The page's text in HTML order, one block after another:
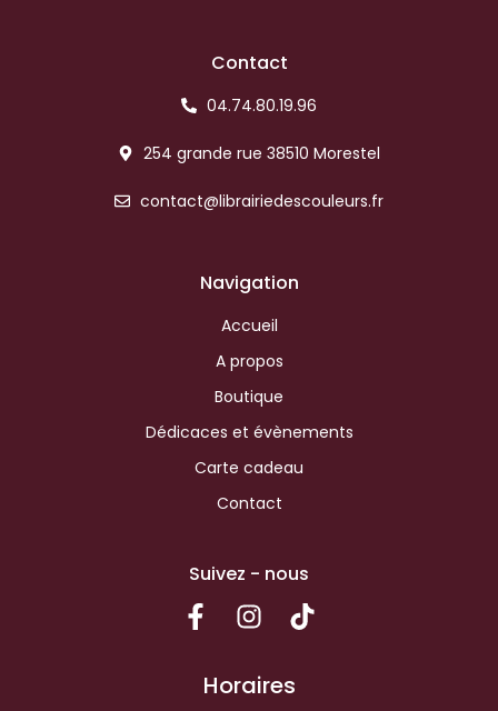
Contact
04.74.80.19.96
254 grande rue 38510 Morestel
contact@librairiedescouleurs.fr
Navigation
Accueil
A propos
Boutique
Dédicaces et évènements
Carte cadeau
Contact
Suivez - nous
Horaires